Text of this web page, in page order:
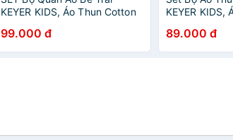
KEYER KIDS, Áo Thun Cotton
Phối Quần Kaki SZ57
99.000 đ
KEYER KIDS,
Kaki Mềm
89.000 đ